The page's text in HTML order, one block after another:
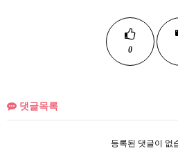
0
댓글목록
등록된 댓글이 없